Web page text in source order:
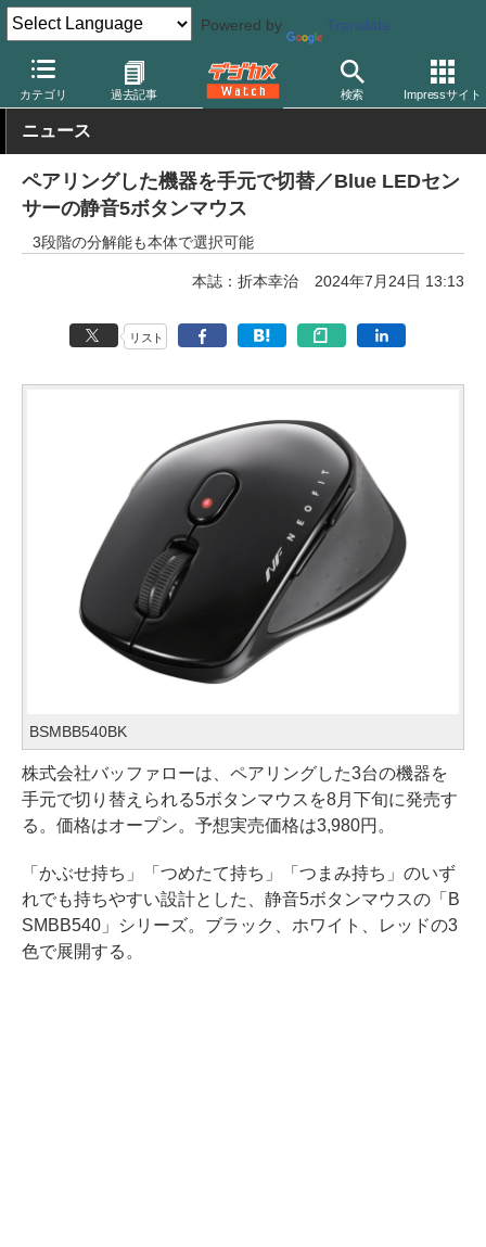
Powered by Translate
カテゴリ 過去記事 検索 Impressサイト
デジカメ Watch PC/モバイル関連
ニュース
ペアリングした機器を手元で切替／Blue LEDセン
サーの静音5ボタンマウス
3段階の分解能も本体で選択可能
本誌：折本幸治 2024年7月24日 13:13
リスト
BSMBB540BK
株式会社バッファローは、ペアリングした3台の機器を
手元で切り替えられる5ボタンマウスを8月下旬に発売す
る。価格はオープン。予想実売価格は3,980円。
「かぶせ持ち」「つめたて持ち」「つまみ持ち」のいず
れでも持ちやすい設計とした、静音5ボタンマウスの「B
SMBB540」シリーズ。ブラック、ホワイト、レッドの3
色で展開する。